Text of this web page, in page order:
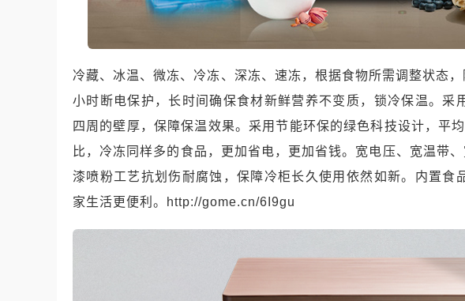
冷藏、冰温、微冻、冷冻、深冻、速冻，根据食物所需调整状态
小时断电保护，长时间确保食材新鲜营养不变质，锁冷保温。采
四周的壁厚，保障保温效果。采用节能环保的绿色科技设计，平
比，冷冻同样多的食品，更加省电，更加省钱。宽电压、宽温带
漆喷粉工艺抗划伤耐腐蚀，保障冷柜长久使用依然如新。内置食
家生活更便利。http://gome.cn/6I9gu